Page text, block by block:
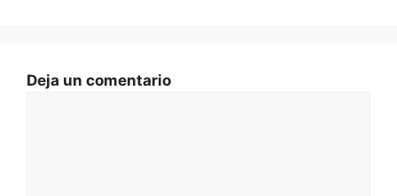
Deja un comentario